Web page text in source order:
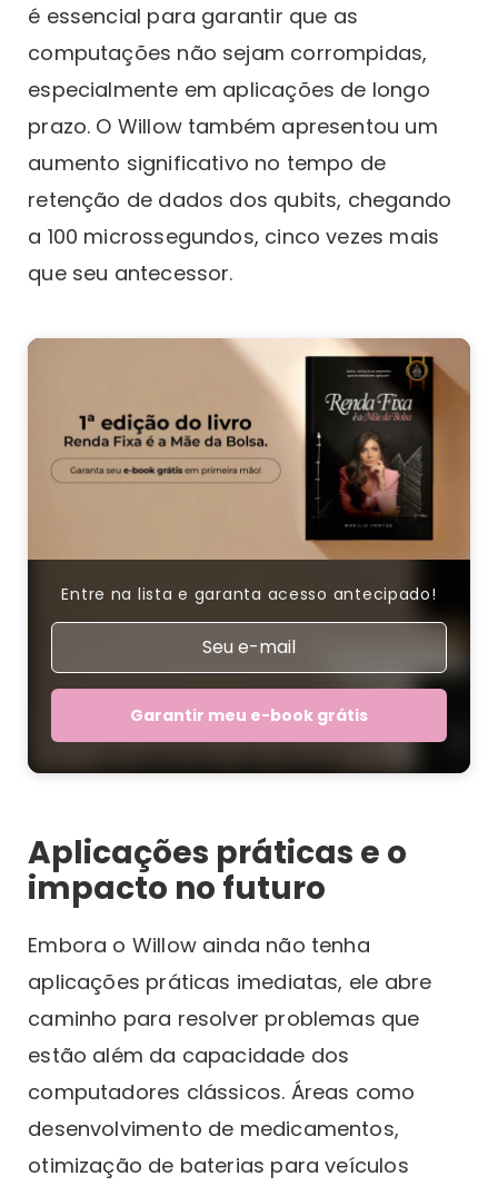
é essencial para garantir que as
computações não sejam corrompidas,
especialmente em aplicações de longo
prazo. O Willow também apresentou um
aumento significativo no tempo de
retenção de dados dos qubits, chegando
a 100 microssegundos, cinco vezes mais
que seu antecessor.
Entre na lista e garanta acesso antecipado!
Garantir meu e-book grátis
Aplicações práticas e o
impacto no futuro
Embora o Willow ainda não tenha
aplicações práticas imediatas, ele abre
caminho para resolver problemas que
estão além da capacidade dos
computadores clássicos. Áreas como
desenvolvimento de medicamentos,
otimização de baterias para veículos